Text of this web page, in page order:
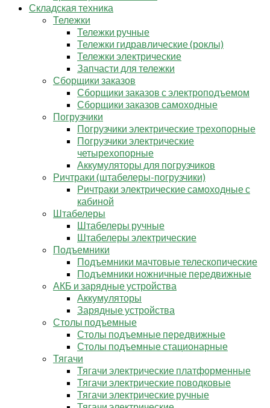
Складская техника
Тележки
Тележки ручные
Тележки гидравлические (роклы)
Тележки электрические
Запчасти для тележки
Сборщики заказов
Сборщики заказов с электроподъемом
Сборщики заказов самоходные
Погрузчики
Погрузчики электрические трехопорные
Погрузчики электрические
четырехопорные
Аккумуляторы для погрузчиков
Ричтраки (штабелеры-погрузчики)
Ричтраки электрические самоходные с
кабиной
Штабелеры
Штабелеры ручные
Штабелеры электрические
Подъемники
Подъемники мачтовые телескопические
Подъемники ножничные передвижные
АКБ и зарядные устройства
Аккумуляторы
Зарядные устройства
Столы подъемные
Столы подъемные передвижные
Столы подъемные стационарные
Тягачи
Тягачи электрические платформенные
Тягачи электрические поводковые
Тягачи электрические ручные